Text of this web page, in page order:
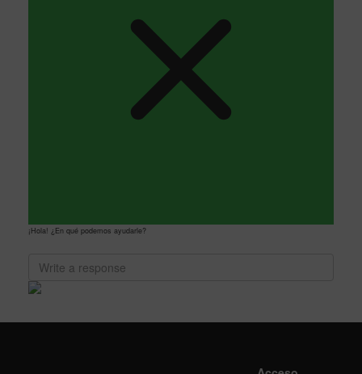
¡Hola! ¿En qué podemos ayudarle?